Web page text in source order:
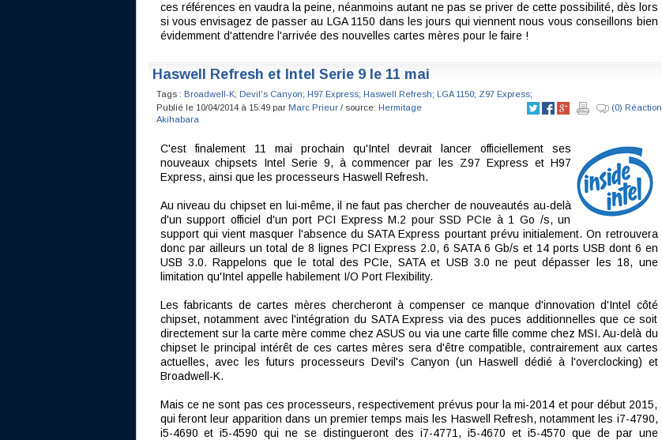
ces références en vaudra la peine, néanmoins autant ne pas se priver de cette possibilité, dès lors
si vous envisagez de passer au LGA 1150 dans les jours qui viennent nous vous conseillons bien
évidemment d'attendre l'arrivée des nouvelles cartes mères pour le faire !
Haswell Refresh et Intel Serie 9 le 11 mai
Tags : Broadwell-K; Devil's Canyon; H97 Express; Haswell Refresh; LGA 1150; Z97 Express;
Publié le 10/04/2014 à 15:49 par Marc Prieur/ source: Hermitage
Akihabara
(0) Réaction
C'est finalement 11 mai prochain qu'Intel devrait lancer officiellement ses
nouveaux chipsets Intel Serie 9, à commencer par les Z97 Express et H97
Express, ainsi que les processeurs Haswell Refresh.
Au niveau du chipset en lui-même, il ne faut pas chercher de nouveautés au-delà
d'un support officiel d'un port PCI Express M.2 pour SSD PCIe à 1 Go /s, un
support qui vient masquer l'absence du SATA Express pourtant prévu initialement. On retrouvera
donc par ailleurs un total de 8 lignes PCI Express 2.0, 6 SATA 6 Gb/s et 14 ports USB dont 6 en
USB 3.0. Rappelons que le total des PCIe, SATA et USB 3.0 ne peut dépasser les 18, une
limitation qu'Intel appelle habilement I/O Port Flexibility.
Les fabricants de cartes mères chercheront à compenser ce manque d'innovation d'Intel côté
chipset, notamment avec l'intégration du SATA Express via des puces additionnelles que ce soit
directement sur la carte mère comme chez ASUS ou via une carte fille comme chez MSI. Au-delà du
chipset le principal intérêt de ces cartes mères sera d'être compatible, contrairement aux cartes
actuelles, avec les futurs processeurs Devil's Canyon (un Haswell dédié à l'overclocking) et
Broadwell-K.
Mais ce ne sont pas ces processeurs, respectivement prévus pour la mi-2014 et pour début 2015,
qui feront leur apparition dans un premier temps mais les Haswell Refresh, notamment les i7-4790,
i5-4690 et i5-4590 qui ne se distingueront des i7-4771, i5-4670 et i5-4570 que de par une